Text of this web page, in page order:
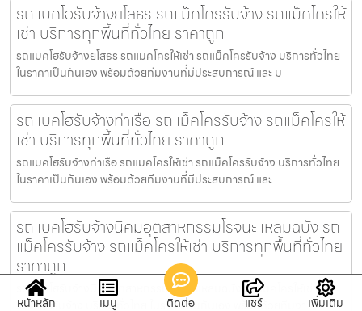
รถแบคโฮรับจ้างยโสธร รถแม็คโครรับจ้าง รถแม็คโครให้
เช่า บริการทุกพื้นที่ทั่วไทย ราคาถูก
รถแบคโฮรับจ้างยโสธร รถแมคโครให้เช่า รถแม็คโครรับจ้าง บริการทั่วไทย
ในราคาเป็นกันเอง พร้อมด้วยทีมงานที่มีประสบการณ์ และ ม
รถแบคโฮรับจ้างท่าเรือ รถแม็คโครรับจ้าง รถแม็คโครให้
เช่า บริการทุกพื้นที่ทั่วไทย ราคาถูก
รถแบคโฮรับจ้างท่าเรือ รถแมคโครให้เช่า รถแม็คโครรับจ้าง บริการทั่วไทย
ในราคาเป็นกันเอง พร้อมด้วยทีมงานที่มีประสบการณ์ และ
รถแบคโฮรับจ้างนิคมอุตสาหกรรมโรจนะแหลมฉบัง รถ
แม็คโครรับจ้าง รถแม็คโครให้เช่า บริการทุกพื้นที่ทั่วไทย
ราคาถูก
รถแบคโฮรับจ้างนิคมอุตสาหกรรมโรจนะแหลมฉบัง รถแมคโครให้เช่า รถ
แม็คโครรับจ้าง บริการทั่วไทย ในราคาเป็นกันเอง พร้อมด้วยทีมงา
หน้าหลัก เมนู ติดต่อ แชร์ เพิ่มเติม